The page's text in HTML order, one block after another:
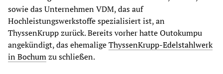
sowie das Unternehmen VDM, das auf
Hochleistungswerkstoffe spezialisiert ist, an
ThyssenKrupp zurück. Bereits vorher hatte Outokumpu
angekündigt, das ehemaligeThyssenKrupp-Edelstahlwerk
in Bochumzu schließen.